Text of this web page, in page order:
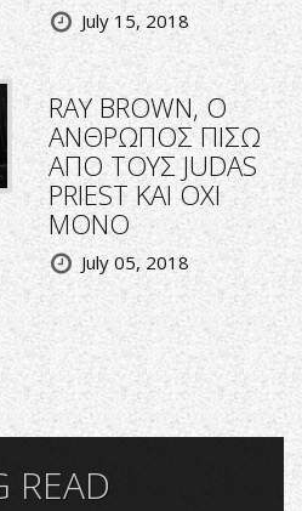
July 15, 2018
RΑΥ BROWN, O
ΑΝΘΡΩΠΟΣ ΠΙΣΩ
ΑΠΟ ΤΟΥΣ JUDAS
PRIEST KAI OXI
MONO
July 05, 2018
READ